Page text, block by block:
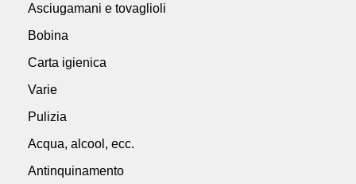
Asciugamani e tovaglioli
Bobina
Carta igienica
Varie
Pulizia
Acqua, alcool, ecc.
Antinquinamento